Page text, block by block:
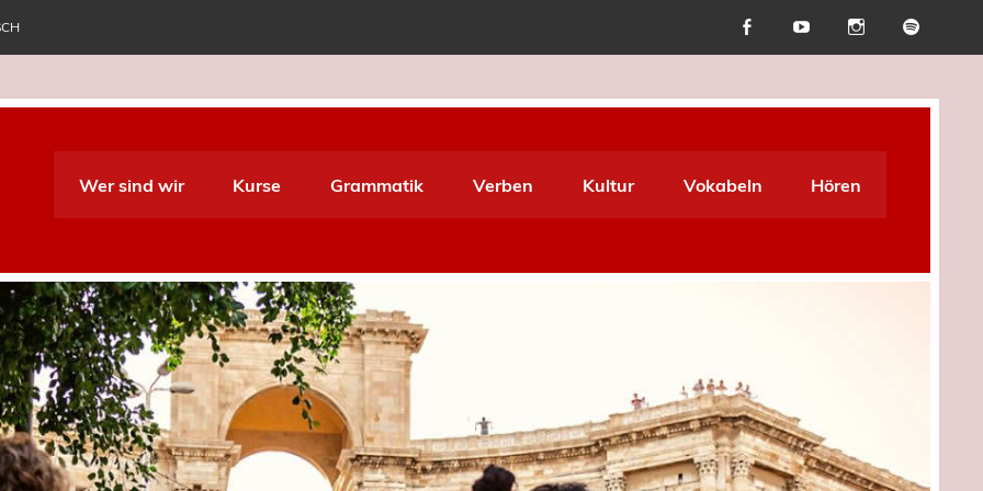
World Italiano
Wer sind wir Kurse Grammatik Verben Kultur Vokabeln Hören